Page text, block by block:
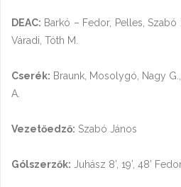
DEAC: Barkó – Fedor, Pelles, Szabó
Váradi, Tóth M.
Cserék: Braunk, Mosolygó, Nagy
A.
Vezetőedző: Szabó János
Gólszerzők: Juhász 8’, 19’, 48’